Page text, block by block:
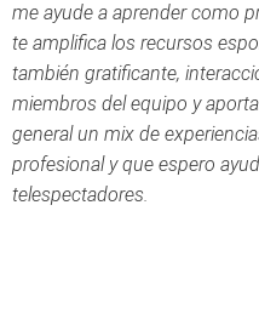
me ayude a aprender como
te amplifica los recursos
también gratificante,
miembros del equipo y
general un mix de
profesional y que espero
telespectadores.